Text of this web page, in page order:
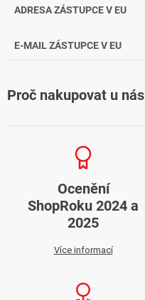
ADRESA ZÁSTUPCE V EU
E-MAIL ZÁSTUPCE V EU
Proč nakupovat u nás
Ocenění
ShopRoku 2024 a
2025
Více informací